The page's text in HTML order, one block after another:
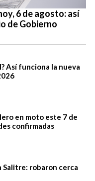
6 de agosto: así
de Gobierno
Así funciona la nueva
en moto este 7 de
confirmadas
Salitre: robaron cerca